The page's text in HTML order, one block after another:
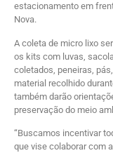
estacionamento em
Nova.
A coleta de micro lixo
os kits com luvas,
coletados, peneiras,
material recolhido
também darão
preservação do meio
“Buscamos incentivar
que vise colaborar com